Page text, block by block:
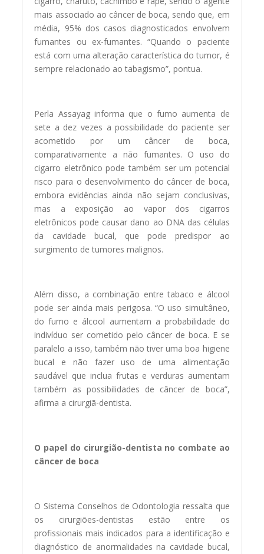
mais associado ao câncer de boca, sendo que, em
média, 95% dos casos diagnosticados envolvem
fumantes ou ex-fumantes. “Quando o paciente
está com uma alteração característica do tumor, é
sempre relacionado ao tabagismo”, pontua.
Perla Assayag informa que o fumo aumenta de
sete a dez vezes a possibilidade do paciente ser
acometido por um câncer de boca,
comparativamente a não fumantes. O uso do
cigarro eletrônico pode também ser um potencial
risco para o desenvolvimento do câncer de boca,
embora evidências ainda não sejam conclusivas,
mas a exposição ao vapor dos cigarros
eletrônicos pode causar dano ao DNA das células
da cavidade bucal, que pode predispor ao
surgimento de tumores malignos.
Além disso, a combinação entre tabaco e álcool
pode ser ainda mais perigosa. “O uso simultâneo,
do fumo e álcool aumentam a probabilidade do
indivíduo ser cometido pelo câncer de boca. E se
paralelo a isso, também não tiver uma boa higiene
bucal e não fazer uso de uma alimentação
saudável que inclua frutas e verduras aumentam
também as possibilidades de câncer de boca”,
afirma a cirurgiã-dentista.
O papel do cirurgião-dentista no combate ao
câncer de boca
O Sistema Conselhos de Odontologia ressalta que
os cirurgiões-dentistas estão entre os
profissionais mais indicados para a identificação e
diagnóstico de anormalidades na cavidade bucal,